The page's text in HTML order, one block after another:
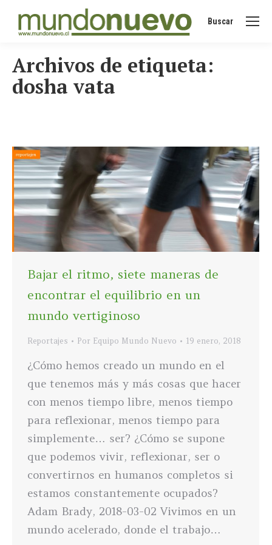
Buscar:
Buscar
Archivos de etiqueta:
dosha vata
Bajar el ritmo, siete maneras de
encontrar el equilibrio en un
mundo vertiginoso
Reportajes Por Equipo Mundo Nuevo 19 enero, 2018
¿Cómo hemos creado un mundo en el
que tenemos más y más cosas que hacer
con menos tiempo libre, menos tiempo
para reflexionar, menos tiempo para
simplemente… ser? ¿Cómo se supone
que podemos vivir, reflexionar, ser o
convertirnos en humanos completos si
estamos constantemente ocupados?
Adam Brady, 2018-03-02 Vivimos en un
mundo acelerado, donde el trabajo…